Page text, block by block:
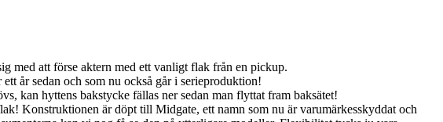
med att förse aktern med ett vanligt flak från en pickup.
år sedan och som nu också går i serieproduktion!
kan hyttens bakstycke fällas ner sedan man flyttat fram baksätet!
Konstruktionen är döpt till Midgate, ett namn som nu är varumärkesskyddat och